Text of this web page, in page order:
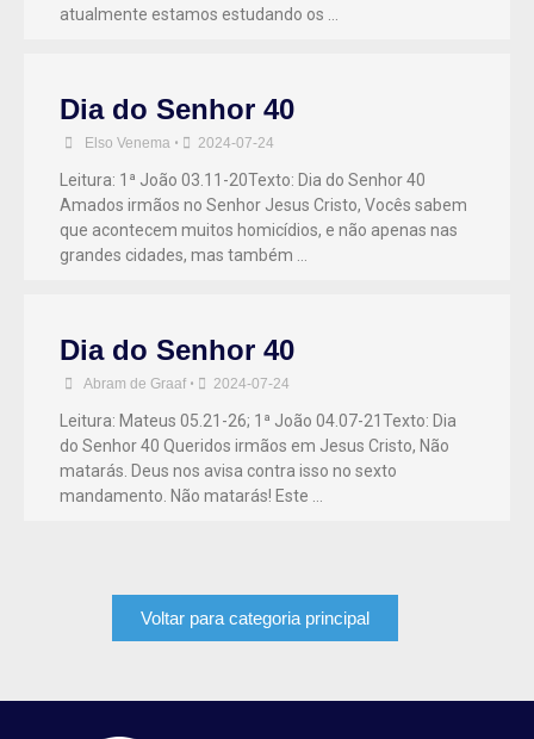
atualmente estamos estudando os …
Dia do Senhor 40
Elso Venema • 2024-07-24
Leitura: 1ª João 03.11-20Texto: Dia do Senhor 40
Amados irmãos no Senhor Jesus Cristo, Vocês sabem
que acontecem muitos homicídios, e não apenas nas
grandes cidades, mas também …
Dia do Senhor 40
Abram de Graaf • 2024-07-24
Leitura: Mateus 05.21-26; 1ª João 04.07-21Texto: Dia
do Senhor 40 Queridos irmãos em Jesus Cristo, Não
matarás. Deus nos avisa contra isso no sexto
mandamento. Não matarás! Este …
Voltar para categoria principal